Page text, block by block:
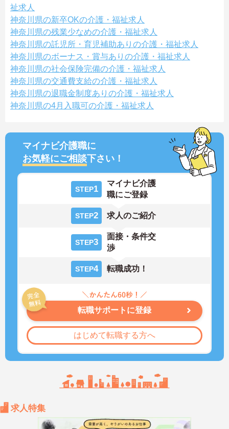
祉求人
神奈川県の新卒OKの介護・福祉求人
神奈川県の残業少なめの介護・福祉求人
神奈川県の託児所・育児補助ありの介護・福祉求人
神奈川県のボーナス・賞与ありの介護・福祉求人
神奈川県の社会保険完備の介護・福祉求人
神奈川県の交通費支給の介護・福祉求人
神奈川県の退職金制度ありの介護・福祉求人
神奈川県の4月入職可の介護・福祉求人
マイナビ介護職に
お気軽にご相談下さい！
STEP1
マイナビ介護
職にご登録
STEP2 求人のご紹介
STEP3
面接・条件交
渉
STEP4 転職成功！
転職サポートに登録
はじめて転職する方へ
求人特集